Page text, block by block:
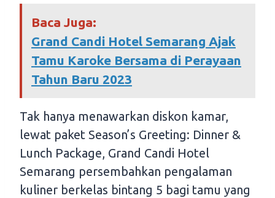
Baca Juga:
Grand Candi Hotel Semarang Ajak
Tamu Karoke Bersama di Perayaan
Tahun Baru 2023
Tak hanya menawarkan diskon kamar,
lewat paket Season’s Greeting: Dinner &
Lunch Package, Grand Candi Hotel
Semarang persembahkan pengalaman
kuliner berkelas bintang 5 bagi tamu yang